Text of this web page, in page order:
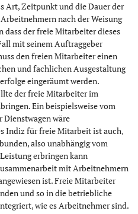
Art, Zeitpunkt und die Dauer der
nach der Weisung
dass der freie Mitarbeiter dieses
mit seinem Auftraggeber
den freien Mitarbeiter einen
und fachlichen Ausgestaltung
eingeräumt werden.
der freie Mitarbeiter im
Ein beispielsweise vom
wäre
Indiz für freie Mitarbeit ist auch,
also unabhängig vom
erbringen kann
mit Arbeitnehmern
ist. Freie Mitarbeiter
und so in die betriebliche
wie es Arbeitnehmer sind.